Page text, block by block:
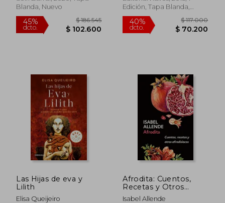
45% $ 122.891 40% $
Blanda, Nuevo
Edición, Tapa Blanda,
Nuevo
Las Hijas de eva y
Lilith
Elisa Queijeiro
Afrodita: Cuentos,
Recetas y Otros
Afrodisíacos
Isabel Allende